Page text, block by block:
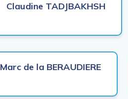
Claudine TADJBAKHSH
Marc de la BERAUDIERE